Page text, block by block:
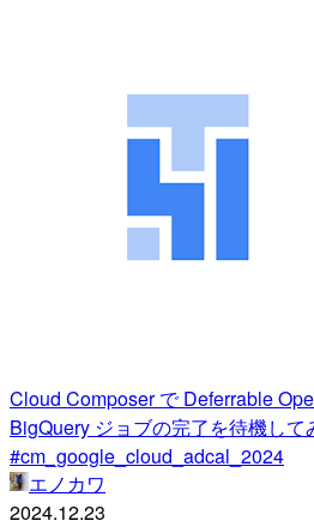
Cloud Composer で Deferrable
BigQuery ジョブの完了を待機して
#cm_google_cloud_adcal_2024
エノカワ
2024.12.23